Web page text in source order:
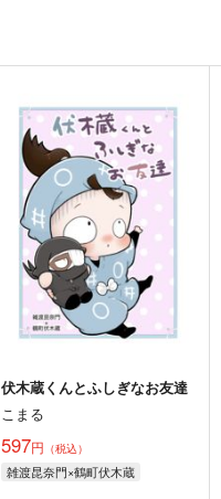
伏木蔵くんとふしぎなお友達
こまる
597円 （税込）
雑渡昆奈門×鶴町伏木蔵